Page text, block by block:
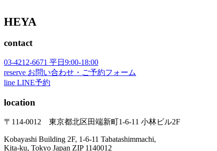
HEYA
contact
03-4212-6671 平日9:00-18:00
reserve お問い合わせ・ご予約フォーム
line LINE予約
location
〒114-0012 東京都北区田端新町1-6-11 小林ビル2F
Kobayashi Building 2F, 1-6-11 Tabatashimmachi,
Kita-ku, Tokyo Japan ZIP 1140012